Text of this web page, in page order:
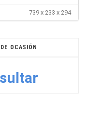
739 x 233 x 294
OCASIÓN